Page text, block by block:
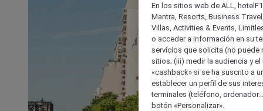
En los sitios web de ALL,
Mantra, Resorts, Business
Villas, Activities & Events,
o acceder a información en su
servicios que solicita (no puede
sitios; (iii) medir la audiencia y
«cashback» si se ha suscrito a
establecer un perfil de sus
terminales (teléfono,
botón «Personalizar».